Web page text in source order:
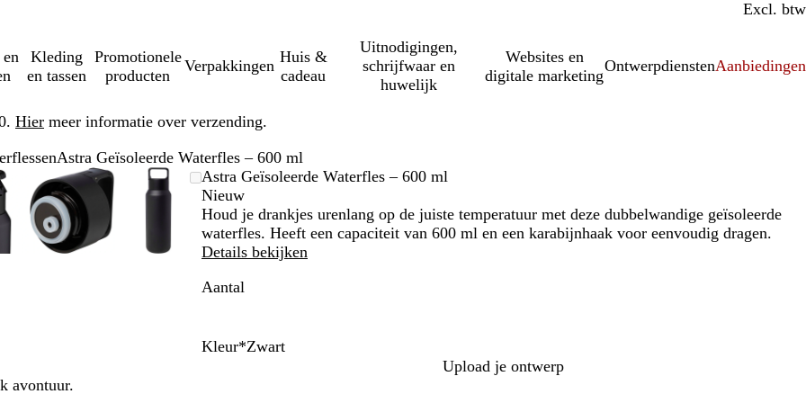
Incl. btw
Excl. btw
Kleding
en tassen
Promotionele
producten
Verpakkingen
Huis &
cadeau
Uitnodigingen,
schrijfwaar en
huwelijk
Websites en
digitale marketing
OntwerpdienstenAanbiedingen
Hier meer informatie over verzending.
Astra Geïsoleerde Waterfles – 600 ml
Zoombare
afbeelding
Gezoomd
tot
minimum
Klik
om
uit
te
vouwen
Gebruik
plus-
en
mintoetsen
om
Zoombare
afbeelding
Gezoomd
tot
minimum
Klik
om
vouwen
Gebruik
plus-
mintoetsen
om
zoomen
Astra Geïsoleerde Waterfles – 600 ml
Nieuw
Houd je drankjes urenlang op de juiste temperatuur met deze dubbelwandige geïsoleerde
waterfles. Heeft een capaciteit van 600 ml en een karabijnhaak voor eenvoudig dragen.
Details bekijken
Aantal
Kleur*Zwart
Upload je ontwerp
avontuur.